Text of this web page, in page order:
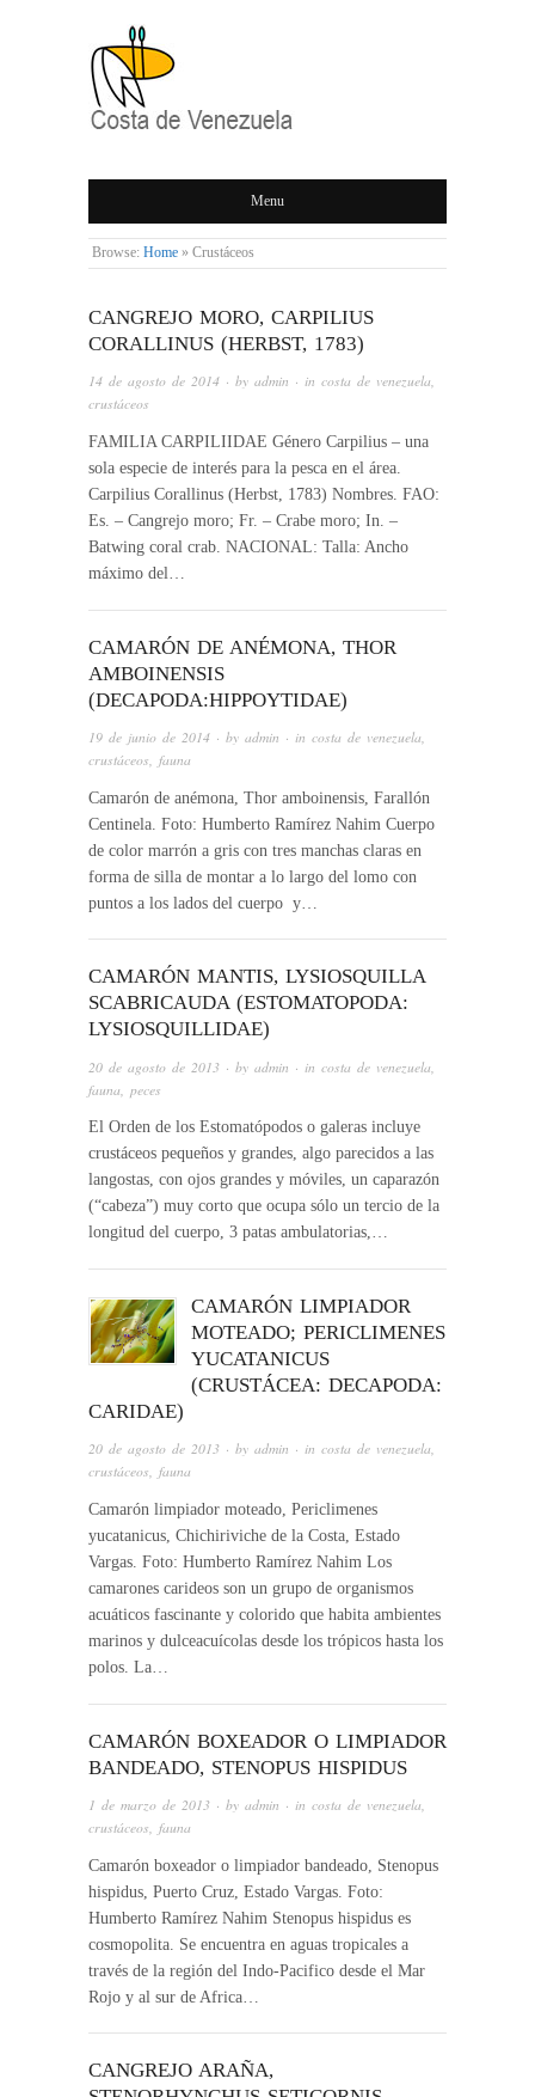
COSTA DE
VENEZUELA
Menu
Browse: Home » Crustáceos
CANGREJO MORO, CARPILIUS
CORALLINUS (HERBST, 1783)
14 de agosto de 2014 · by admin · in costa de venezuela,
crustáceos
FAMILIA CARPILIIDAE Género Carpilius – una
sola especie de interés para la pesca en el área.
Carpilius Corallinus (Herbst, 1783) Nombres. FAO:
Es. – Cangrejo moro; Fr. – Crabe moro; In. –
Batwing coral crab. NACIONAL: Talla: Ancho
máximo del…
CAMARÓN DE ANÉMONA, THOR
AMBOINENSIS
(DECAPODA:HIPPOYTIDAE)
19 de junio de 2014 · by admin · in costa de venezuela
crustáceos
fauna
Camarón de anémona, Thor amboinensis, Farallón
Centinela. Foto: Humberto Ramírez Nahim Cuerpo
de color marrón a gris con tres manchas claras en
forma de silla de montar a lo largo del lomo con
puntos a los lados del cuerpo y…
CAMARÓN MANTIS, LYSIOSQUILLA
SCABRICAUDA (ESTOMATOPODA:
LYSIOSQUILLIDAE)
20 de agosto de 2013 · by admin · in costa de venezuela
fauna peces
El Orden de los Estomatópodos o galeras incluye
crustáceos pequeños y grandes, algo parecidos a las
langostas, con ojos grandes y móviles, un caparazón
(“cabeza”) muy corto que ocupa sólo un tercio de la
longitud del cuerpo, 3 patas ambulatorias,…
CAMARÓN LIMPIADOR
MOTEADO; PERICLIMENES
YUCATANICUS
(CRUSTÁCEA: DECAPODA:
CARIDAE)
20 de agosto de 2013 · by admin · in costa de venezuela,
crustáceos, fauna
Camarón limpiador moteado, Periclimenes
yucatanicus, Chichiriviche de la Costa, Estado
Vargas. Foto: Humberto Ramírez Nahim Los
camarones carideos son un grupo de organismos
acuáticos fascinante y colorido que habita ambientes
marinos y dulceacuícolas desde los trópicos hasta los
polos. La…
CAMARÓN BOXEADOR O LIMPIADOR
BANDEADO, STENOPUS HISPIDUS
1 de marzo de 2013 · by admin · in costa de venezuela
crustáceos
fauna
Camarón boxeador o limpiador bandeado, Stenopus
hispidus, Puerto Cruz, Estado Vargas. Foto:
Humberto Ramírez Nahim Stenopus hispidus es
cosmopolita. Se encuentra en aguas tropicales a
través de la región del Indo-Pacifico desde el Mar
Rojo y al sur de Africa…
CANGREJO ARAÑA,